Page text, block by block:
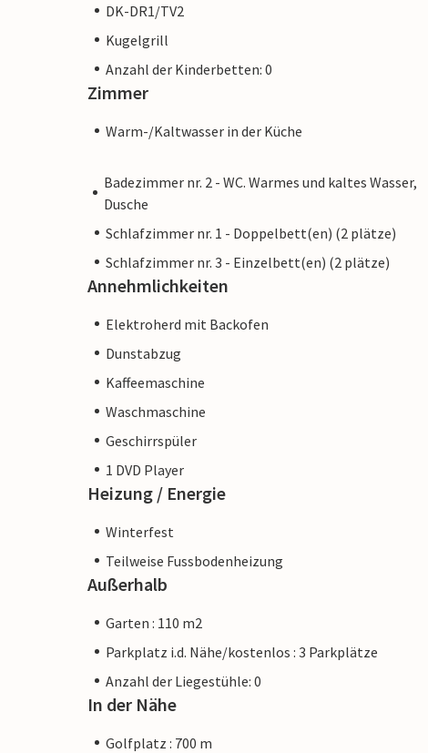
DK-DR1/TV2
Kugelgrill
Anzahl der Kinderbetten: 0
Zimmer
Warm-/Kaltwasser in der Küche
Badezimmer nr. 2 - WC. Warmes und kaltes Wasser,
Dusche
Schlafzimmer nr. 1 - Doppelbett(en) (2 plätze)
Schlafzimmer nr. 3 - Einzelbett(en) (2 plätze)
Annehmlichkeiten
Elektroherd mit Backofen
Dunstabzug
Kaffeemaschine
Waschmaschine
Geschirrspüler
1 DVD Player
Heizung / Energie
Winterfest
Teilweise Fussbodenheizung
Außerhalb
Garten : 110 m2
Parkplatz i.d. Nähe/kostenlos : 3 Parkplätze
Anzahl der Liegestühle: 0
In der Nähe
Golfplatz : 700 m